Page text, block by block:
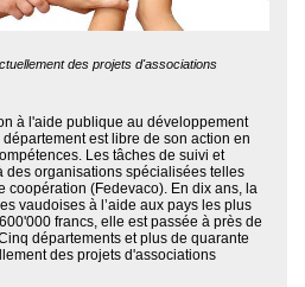
des projets d'associations
à l'aide publique au développement
est libre de son action en
Les tâches de suivi et
des organisations spécialisées telles
coopération (Fedevaco). En dix ans, la
vaudoises à l’aide aux pays les plus
francs, elle est passée à près de
départements et plus de quarante
des projets d'associations